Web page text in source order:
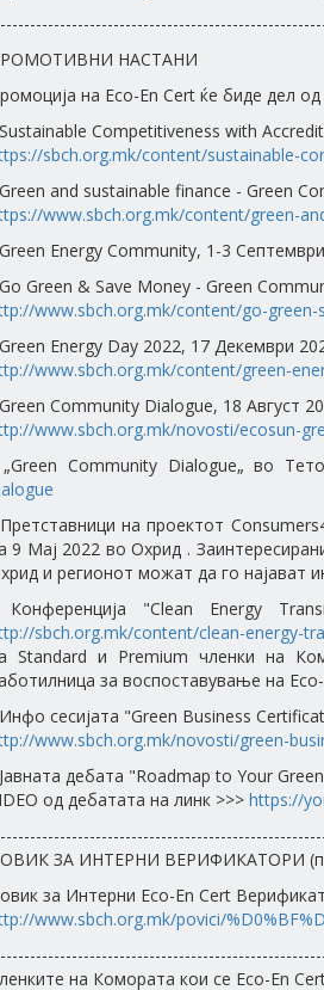
НАСТАНИ
на Eco-En Cert ќе биде дел
Competitiveness with
sbch.org.mk/content/sustainable-
and sustainable finance - Green
www.sbch.org.mk/content/green-
Energy Community, 1-3
Green & Save Money - Green
www.sbch.org.mk/content/go-green-
Energy Day 2022, 17 Декември
www.sbch.org.mk/content/green-
Community Dialogue, 18 Август
www.sbch.org.mk/novosti/ecosun-
Community Dialogue„ во
на проектот
9 Мај 2022 во Охрид .
и регионот можат да го најават
"Clean Energy
sbch.org.mk/content/clean-energy-
Standard и Premium членки на
за воспоставување на
сесијата "Green Business
www.sbch.org.mk/novosti/green-
дебата "Roadmap to Your
од дебатата на линк >>> https://
ЗА ИНТЕРНИ ВЕРИФИКАТОРИ
за Интерни Eco-En Cert
www.sbch.org.mk/povici/
на Комората кои се Eco-En